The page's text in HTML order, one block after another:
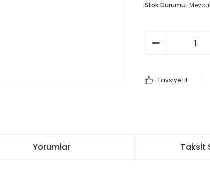
Stok Durumu
Tavsiye Et
Yorumlar Taksit